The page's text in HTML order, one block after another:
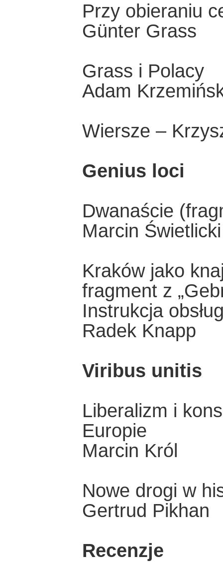
Przy obieraniu
Günter Grass
Grass i Polacy
Adam
Wiersze –
Genius loci
Dwanaście
Marcin Świetlicki
Kraków jako
fragment z
Instrukcja
Radek Knapp
Viribus unitis
Liberalizm i
Europie
Marcin Król
Nowe drogi w
Gertrud Pikhan
Recenzje